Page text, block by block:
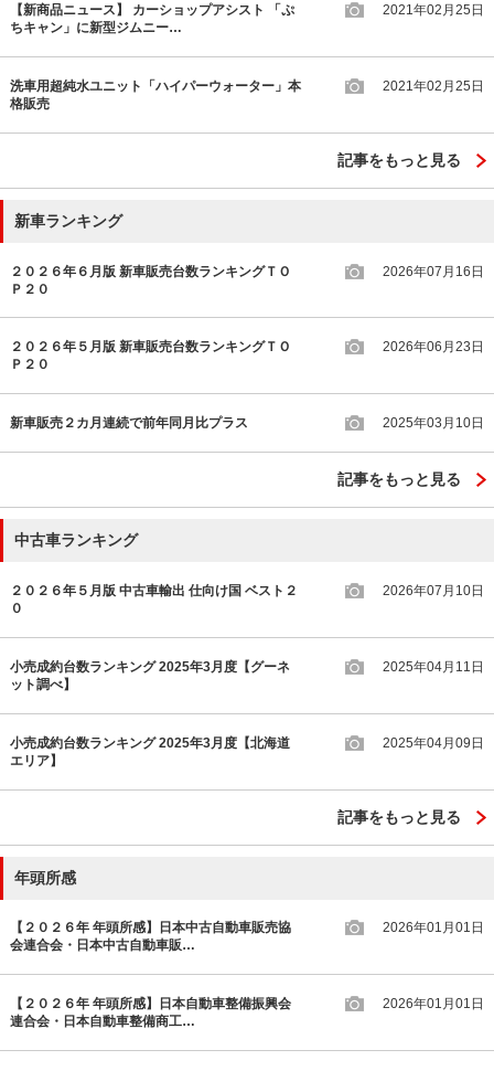
【新商品ニュース】 カーショップアシスト 「ぷ
ちキャン」に新型ジムニー…
2021年02月25日
洗車用超純水ユニット「ハイパーウォーター」本
格販売
2021年02月25日
記事をもっと見る
新車ランキング
２０２６年６月版 新車販売台数ランキングＴＯ
Ｐ２０
2026年07月16日
２０２６年５月版 新車販売台数ランキングＴＯ
Ｐ２０
2026年06月23日
新車販売２カ月連続で前年同月比プラス 2025年03月10日
記事をもっと見る
中古車ランキング
２０２６年５月版 中古車輸出 仕向け国 ベスト２
０
2026年07月10日
小売成約台数ランキング 2025年3月度【グーネ
ット調べ】
2025年04月11日
小売成約台数ランキング 2025年3月度【北海道
エリア】
2025年04月09日
記事をもっと見る
年頭所感
【２０２６年 年頭所感】日本中古自動車販売協
会連合会・日本中古自動車販…
2026年01月01日
【２０２６年 年頭所感】日本自動車整備振興会
連合会・日本自動車整備商工…
2026年01月01日